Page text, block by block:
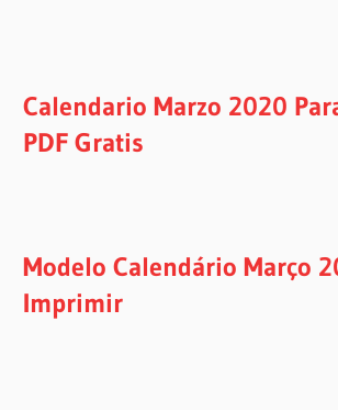
Calendario Marzo 2020
PDF Gratis
Modelo Calendário Março
Imprimir